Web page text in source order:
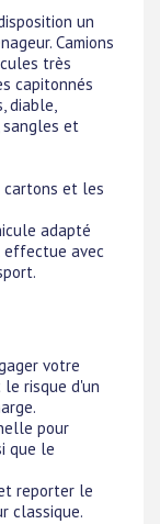
un
Camions
très
capitonnés
diable,
sangles et
cartons et les
adapté
effectue avec
votre
risque d'un
pour
que le
reporter le
classique.